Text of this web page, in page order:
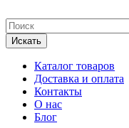
Каталог товаров
Доставка и оплата
Контакты
О нас
Блог